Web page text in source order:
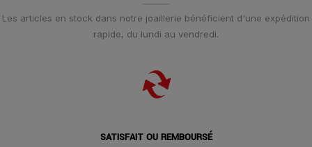
Les articles en stock dans notre joaillerie bénéficient d'une expédition
rapide, du lundi au vendredi.
SATISFAIT OU REMBOURSÉ